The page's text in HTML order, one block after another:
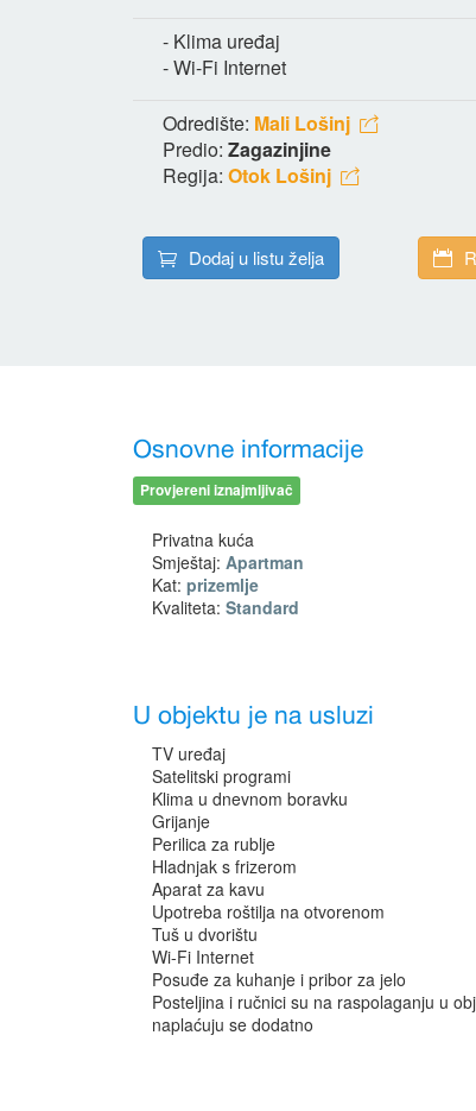
- Klima uređaj
- Wi-Fi Internet
Odredište: Mali Lošinj
Predio: Zagazinjine
Regija: Otok Lošinj
Dodaj u listu želja
Osnovne informacije
Provjereni iznajmljivač
Privatna kuća
Smještaj: Apartman
Kat: prizemlje
Kvaliteta: Standard
U objektu je na usluzi
TV uređaj
Satelitski programi
Klima u dnevnom boravku
Grijanje
Perilica za rublje
Hladnjak s frizerom
Aparat za kavu
Upotreba roštilja na otvorenom
Tuš u dvorištu
Wi-Fi Internet
Posuđe za kuhanje i pribor za jelo
Posteljina i ručnici su na raspolaganju u
naplaćuju se dodatno